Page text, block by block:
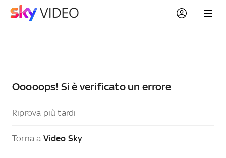
Ooooops! Si è verificato un errore
Riprova più tardi
Torna a Video Sky